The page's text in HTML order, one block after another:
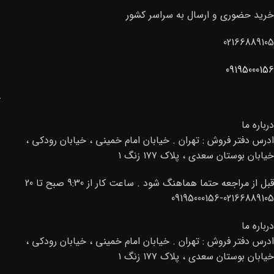
خرید حضوری و ارسال به سراسر کشور
02166889105
09195000156
درباره ما
ادرس دفتر فروش : تهران . خیابان امام خمینی ، خیابان رودکی ،
خیابان بوستان سعدی ، پلاک ۱۷۷ زنگ ۱
قبل از مراجعه حتما هماهنگ شود . ساعت کار از 9:30 صبح تا 20
02166889105-09195000156
درباره ما
ادرس دفتر فروش : تهران . خیابان امام خمینی ، خیابان رودکی ،
خیابان بوستان سعدی ، پلاک ۱۷۷ زنگ ۱